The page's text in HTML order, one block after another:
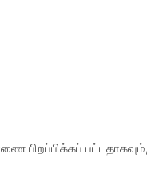
பிறப்பிக்கப் பட்டதாகவும்,